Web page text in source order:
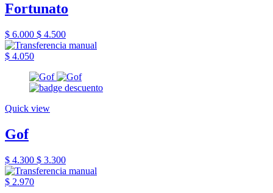
Fortunato
$ 6.000 $ 4.500
$ 4.050
Quick view
Gof
$ 4.300 $ 3.300
$ 2.970